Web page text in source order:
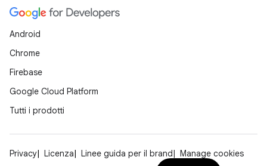
Android
Chrome
Firebase
Google Cloud Platform
Tutti i prodotti
Privacy Licenza Linee guida per il brand
Manage cookies